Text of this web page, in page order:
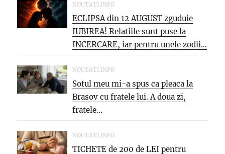
NOUTATI.INFO
ECLIPSA din 12 AUGUST zguduie
IUBIREA! Relatiile sunt puse la
INCERCARE, iar pentru unele zodii...
NOUTATI.INFO
Sotul meu mi-a spus ca pleaca la
Brasov cu fratele lui. A doua zi,
fratele...
NOUTATI.INFO
TICHETE de 200 de LEI pentru